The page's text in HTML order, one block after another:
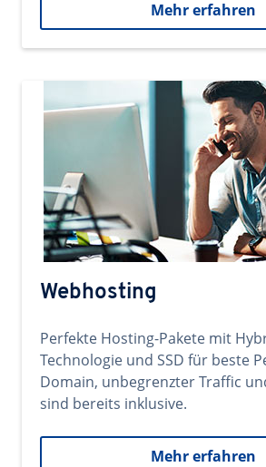
Mehr erfahren
Webhosting
Perfekte Hosting-Pakete mit
Technologie und SSD für beste
Domain, unbegrenzter Traffic
sind bereits inklusive.
Mehr erfahren